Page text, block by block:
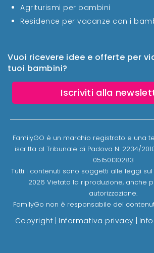
Vuoi ricevere idee e offerte per
tuoi bambini?
Iscriviti alla
Agriturismi per bambini
Residence per vacanze con i
FamilyGO è un marchio registrato e una
iscritta al Tribunale di Padova N. 2234/2010.
05150130283
Tutti i contenuti sono soggetti alle leggi
2026 Vietata la riproduzione, anche
autorizzazione.
FamilyGo non è responsabile dei
Copyright | Informativa privacy |